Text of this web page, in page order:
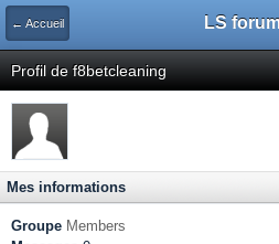
← Accueil LS
Profil de f8betcleaning
Mes informations
Groupe Members